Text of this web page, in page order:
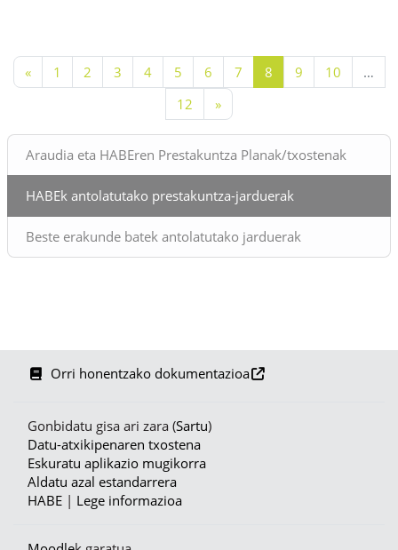
Blokeak
Araudia eta HABEren Prestakuntza Planak/txostenak
HABEk antolatutako prestakuntza-jarduerak
Beste erakunde batek antolatutako jarduerak
«Aurreko orria
1 1. orria
22. orria
33. orria
44. orria
55. orria
66. orria
77. orria
88. orria
99. orria
1010. orria
…
1212. orria
»Hurrengo orria
Orri honentzako dokumentazioa
Gonbidatu gisa ari zara (Sartu)
Datu-atxikipenaren txostena
Eskuratu aplikazio mugikorra
Aldatu azal estandarrera
HABE | Lege informazioa